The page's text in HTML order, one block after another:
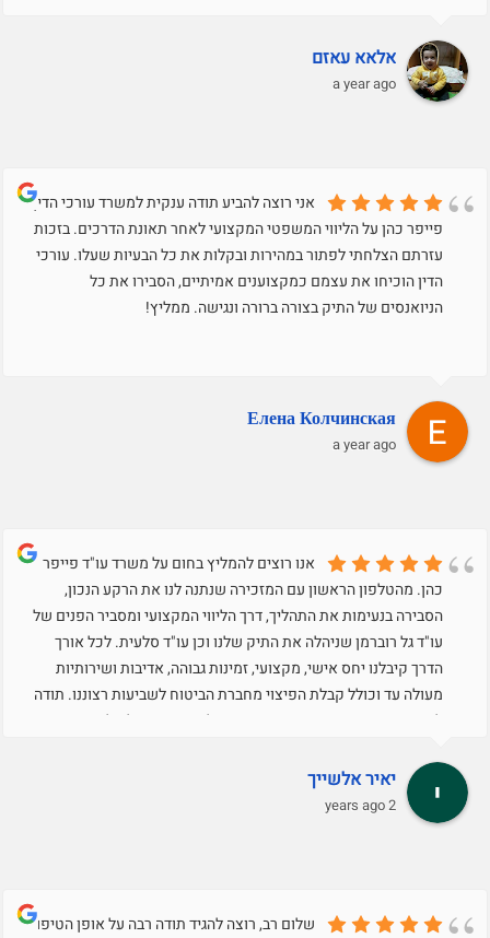
אלאא עאזם
a year ago
אני רוצה להביע תודה ענקית למשרד עורכי הדין
פייפר כהן על הליווי המשפטי המקצועי לאחר תאונת הדרכים. בזכות
עזרתם הצלחתי לפתור במהירות ובקלות את כל הבעיות שעלו. עורכי
הדין הוכיחו את עצמם כמקצוענים אמיתיים, הסבירו את כל
הניואנסים של התיק בצורה ברורה ונגישה. ממליץ!
Елена Колчинская
a year ago
אנו רוצים להמליץ בחום על משרד עו"ד פייפר
כהן. מהטלפון הראשון עם המזכירה שנתנה לנו את הרקע הנכון,
הסבירה בנעימות את התהליך, דרך הליווי המקצועי ומסביר הפנים של
עו"ד גל רוברמן שניהלה את התיק שלנו וכן עו"ד סלעית. לכל אורך
הדרך קיבלנו יחס אישי, מקצועי, זמינות גבוהה, אדיבות ושירותיות
מעולה עד וכולל קבלת הפיצוי מחברת הביטוח לשביעות רצוננו. תודה
לחדווה המקסימה שסייעה בסיום התהליך. משרד של אלופים!
יאיר אלשייך
2 years ago
שלום רב, רוצה להגיד תודה רבה על אופן הטיפול